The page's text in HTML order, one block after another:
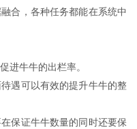
合，各种任务都能在系统中
进牛牛的出栏率。
遇可以有效的提升牛牛的整
保证牛牛数量的同时还要保